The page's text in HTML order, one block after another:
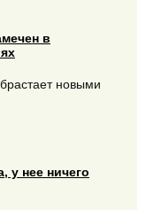
в
новыми
у нее ничего